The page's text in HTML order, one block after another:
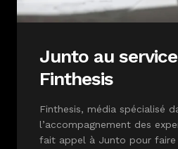
Junto au
Finthesis
Finthesis, média spécialisé
l’accompagnement des
fait appel à Junto pour faire